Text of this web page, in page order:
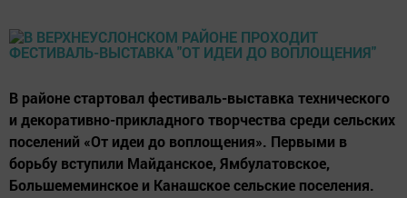
В районе стартовал фестиваль-выставка технического
и декоративно-прикладного творчества среди сельских
поселений «От идеи до воплощения». Первыми в
борьбу вступили Майданское, Ямбулатовское,
Большемеминское и Канашское сельские поселения.